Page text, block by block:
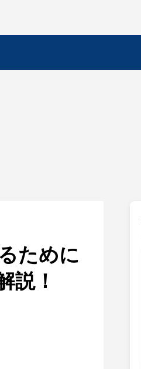
ために
説！